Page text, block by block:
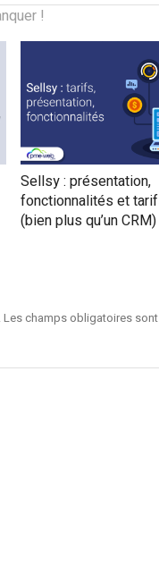
!
Sellsy : présentation,
fonctionnalités et
(bien plus qu’un CRM)
Les champs obligatoires